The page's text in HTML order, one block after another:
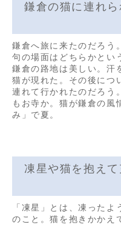
鎌倉の猫に連れ
鎌倉へ旅に来たのだろう
句の場面はどちらかとい
鎌倉の路地は美しい。汗
猫が現れた。その後につ
連れて行かれたのだろう
もお寺か。猫が鎌倉の風
み」で夏。
凍星や猫を抱えて
「凍星」とは、凍った
のこと。猫を抱きかかえ